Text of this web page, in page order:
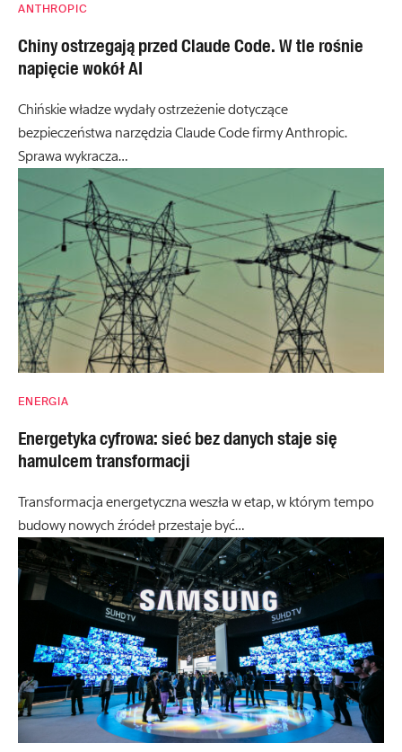
ANTHROPIC
Chiny ostrzegają przed Claude Code. W tle rośnie
napięcie wokół AI
Chińskie władze wydały ostrzeżenie dotyczące
bezpieczeństwa narzędzia Claude Code firmy Anthropic.
Sprawa wykracza…
ENERGIA
Energetyka cyfrowa: sieć bez danych staje się
hamulcem transformacji
Transformacja energetyczna weszła w etap, w którym tempo
budowy nowych źródeł przestaje być…